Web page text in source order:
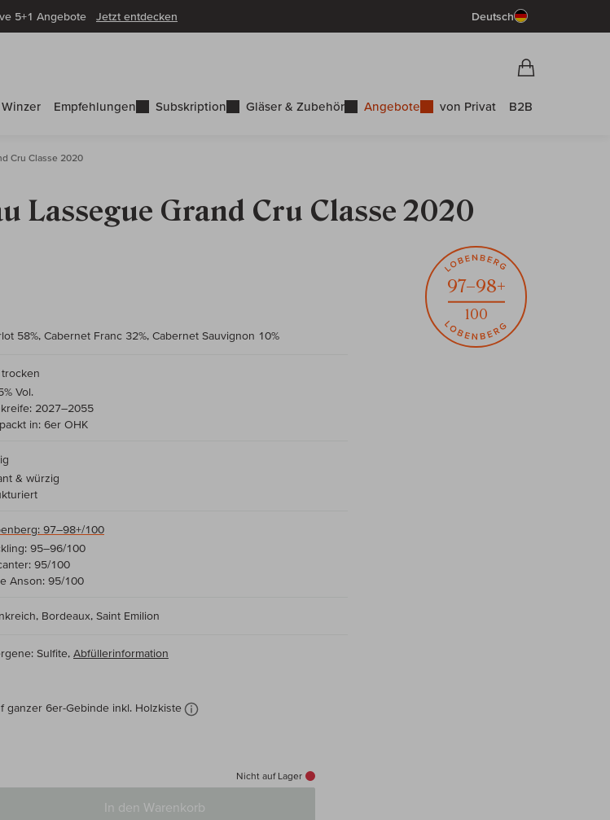
5+1 Angebote Jetzt entdecken Deutsch
Winzer Empfehlungen Subskription Gläser & Zubehör Angebote von Privat B2B
Cru Classe 2020
Lassegue Grand Cru Classe 2020
97–98+
100
58%, Cabernet Franc 32%, Cabernet Sauvignon 10%
Vol.
2027–2055
in: 6er OHK
& würzig
97–98+/100
95–96/100
95/100
Anson: 95/100
Bordeaux, Saint Emilion
Sulfite, Abfüllerinformation
ganzer 6er-Gebinde inkl. Holzkiste
Nicht auf Lager
In den Warenkorb